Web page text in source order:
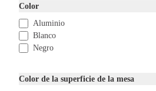
Color
Aluminio
Blanco
Negro
Color de la superficie de la mesa